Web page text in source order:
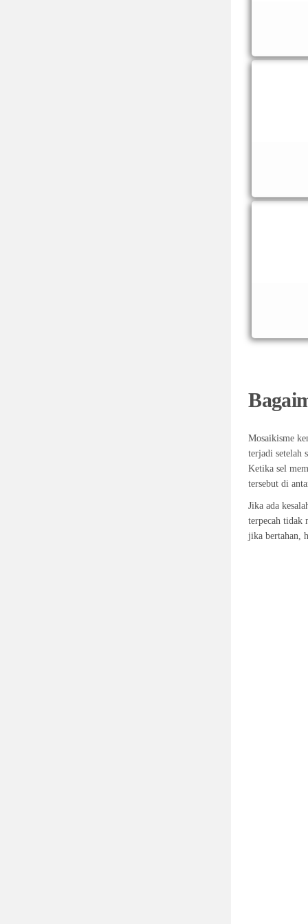
Mosaikisme
terjadi setelah
Ketika sel
tersebut di
Jika ada
terpecah tidak
jika bertahan,